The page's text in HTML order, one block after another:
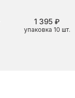
упаковка 10 шт.
1 395 ₽